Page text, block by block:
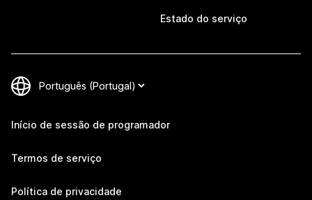
Estado do serviço
Início de sessão de programador
Termos de serviço
Política de privacidade